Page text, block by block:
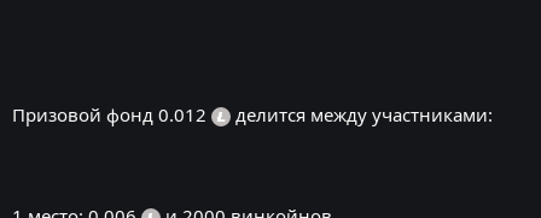
Призовой фонд 0.012 делится между участниками: